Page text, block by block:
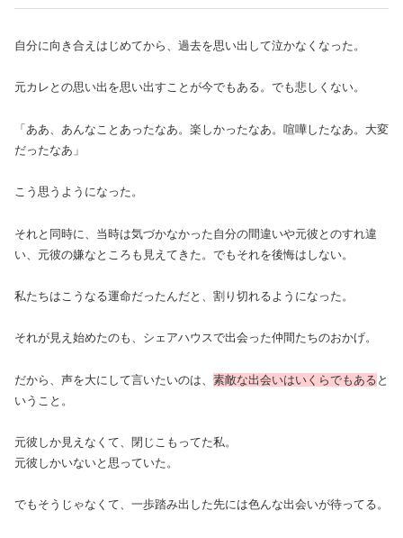
自分に向き合えはじめてから、過去を思い出して泣かなくなった。
元カレとの思い出を思い出すことが今でもある。でも悲しくない。
「ああ、あんなことあったなあ。楽しかったなあ。喧嘩したなあ。大変
だったなあ」
こう思うようになった。
それと同時に、当時は気づかなかった自分の間違いや元彼とのすれ違
い、元彼の嫌なところも見えてきた。でもそれを後悔はしない。
私たちはこうなる運命だったんだと、割り切れるようになった。
それが見え始めたのも、シェアハウスで出会った仲間たちのおかげ。
だから、声を大にして言いたいのは、 素敵な出会いはいくらでもある と
いうこと。
元彼しか見えなくて、閉じこもってた私。
元彼しかいないと思っていた。
でもそうじゃなくて、一歩踏み出した先には色んな出会いが待ってる。